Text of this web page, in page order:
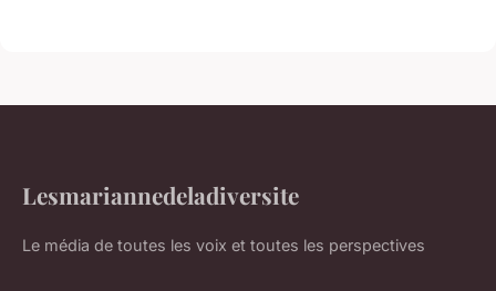
Lesmariannedeladiversite
Le média de toutes les voix et toutes les perspectives